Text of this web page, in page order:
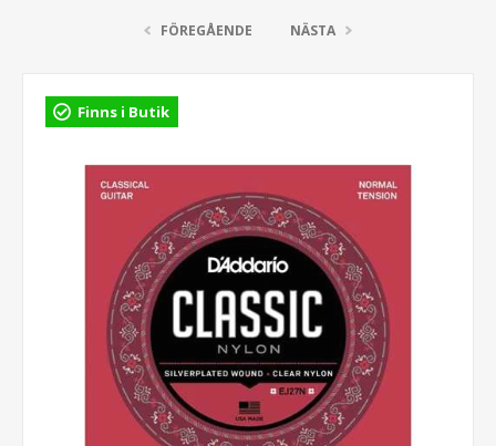
FÖREGÅENDE NÄSTA
Finns i Butik